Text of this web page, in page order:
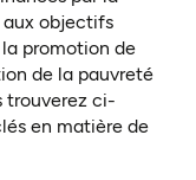
objectifs
promotion de
de la pauvreté
trouverez ci-
en matière de